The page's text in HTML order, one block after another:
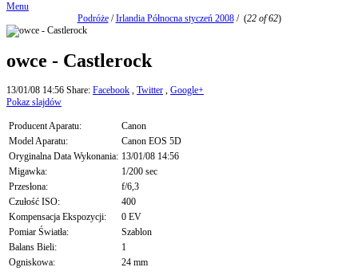
Menu
Podróże/Irlandia Północna styczeń 2008/ (22 of 62)
owce - Castlerock
13/01/08 14:56 Share: Facebook , Twitter , Google+
Pokaz slajdów
Producent Aparatu:
Canon
Model Aparatu:
Canon EOS 5D
Oryginalna Data Wykonania: 13/01/08 14:56
Migawka:
1/200 sec
Przesłona:
f/6,3
Czułość ISO:
400
Kompensacja Ekspozycji:
0 EV
Pomiar Światła:
Szablon
Balans Bieli:
1
Ogniskowa:
24 mm